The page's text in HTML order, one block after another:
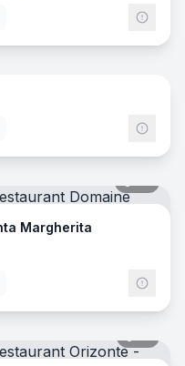
17
Margherita